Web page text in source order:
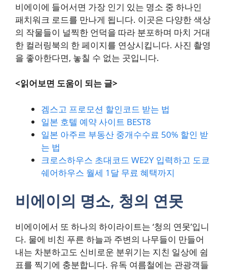
비에이에 들어서면 가장 인기 있는 명소 중 하나인
패치워크 로드를 만나게 됩니다. 이곳은 다양한 색상
의 작물들이 널찍한 언덕을 따라 분포하며 마치 거대
한 컬러링북의 한 페이지를 연상시킵니다. 사진 촬영
을 좋아한다면, 놓칠 수 없는 곳입니다.
<읽어보면 도움이 되는 글>
겜스고 프로모션 할인코드 받는 법
일본 호텔 예약 사이트 BEST8
일본 아주르 부동산 중개수수료 50% 할인 받
는 법
크로스하우스 초대코드 WE2Y 입력하고 도쿄
쉐어하우스 월세 1달 무료 혜택까지
비에이의 명소, 청의 연못
비에이에서 또 하나의 하이라이트는 ‘청의 연못’입니
다. 물에 비친 푸른 하늘과 주변의 나무들이 만들어
내는 차분하고도 신비로운 분위기는 지친 일상에 쉼
표를 찍기에 충분합니다. 유독 여름철에는 관광객들